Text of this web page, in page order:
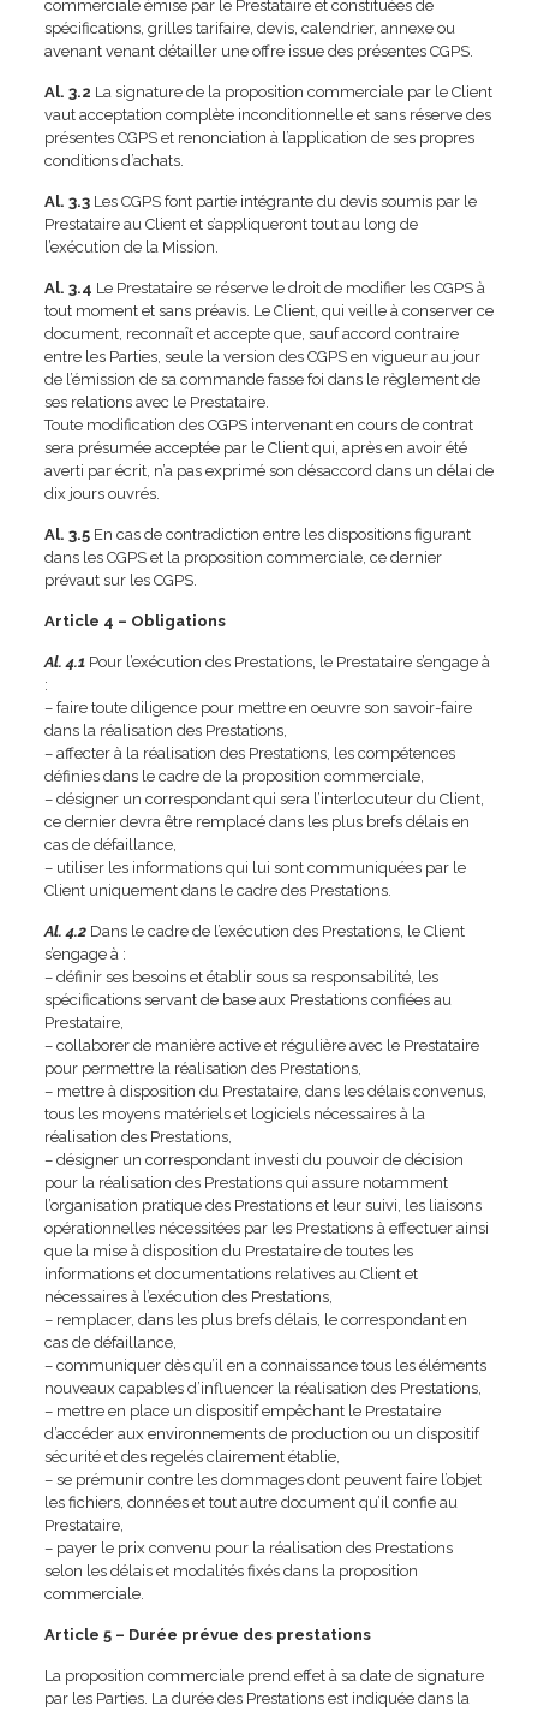
commerciale émise par le Prestataire et constituées de
spécifications, grilles tarifaire, devis, calendrier, annexe ou
avenant venant détailler une offre issue des présentes CGPS.
Al. 3.2 La signature de la proposition commerciale par le Client
vaut acceptation complète inconditionnelle et sans réserve des
présentes CGPS et renonciation à l’application de ses propres
conditions d’achats.
Al. 3.3Les CGPS font partie intégrante du devis soumis par le
Prestataire au Client et s’appliqueront tout au long de
l’exécution de la Mission.
Al. 3.4 Le Prestataire se réserve le droit de modifier les CGPS à
tout moment et sans préavis. Le Client, qui veille à conserver ce
document, reconnaît et accepte que, sauf accord contraire
entre les Parties, seule la version des CGPS en vigueur au jour
de l’émission de sa commande fasse foi dans le règlement de
ses relations avec le Prestataire.
Toute modification des CGPS intervenant en cours de contrat
sera présumée acceptée par le Client qui, après en avoir été
averti par écrit, n’a pas exprimé son désaccord dans un délai de
dix jours ouvrés.
Al. 3.5En cas de contradiction entre les dispositions figurant
dans les CGPS et la proposition commerciale, ce dernier
prévaut sur les CGPS.
Article 4 – Obligations
Al. 4.1 Pour l’exécution des Prestations, le Prestataire s’engage à
:
– faire toute diligence pour mettre en oeuvre son savoir-faire
dans la réalisation des Prestations,
– affecter à la réalisation des Prestations, les compétences
définies dans le cadre de la proposition commerciale,
– désigner un correspondant qui sera l’interlocuteur du Client,
ce dernier devra être remplacé dans les plus brefs délais en
cas de défaillance,
– utiliser les informations qui lui sont communiquées par le
Client uniquement dans le cadre des Prestations.
Al. 4.2 Dans le cadre de l’exécution des Prestations, le Client
s’engage à :
– définir ses besoins et établir sous sa responsabilité, les
spécifications servant de base aux Prestations confiées au
Prestataire,
– collaborer de manière active et régulière avec le Prestataire
pour permettre la réalisation des Prestations,
– mettre à disposition du Prestataire, dans les délais convenus,
tous les moyens matériels et logiciels nécessaires à la
réalisation des Prestations,
– désigner un correspondant investi du pouvoir de décision
pour la réalisation des Prestations qui assure notamment
l’organisation pratique des Prestations et leur suivi, les liaisons
opérationnelles nécessitées par les Prestations à effectuer ainsi
que la mise à disposition du Prestataire de toutes les
informations et documentations relatives au Client et
nécessaires à l’exécution des Prestations,
– remplacer, dans les plus brefs délais, le correspondant en
cas de défaillance,
– communiquer dès qu’il en a connaissance tous les éléments
nouveaux capables d’influencer la réalisation des Prestations,
– mettre en place un dispositif empêchant le Prestataire
d’accéder aux environnements de production ou un dispositif
sécurité et des regelés clairement établie,
– se prémunir contre les dommages dont peuvent faire l’objet
les fichiers, données et tout autre document qu’il confie au
Prestataire,
– payer le prix convenu pour la réalisation des Prestations
selon les délais et modalités fixés dans la proposition
commerciale.
Article 5 – Durée prévue des prestations
La proposition commerciale prend effet à sa date de signature
par les Parties. La durée des Prestations est indiquée dans la